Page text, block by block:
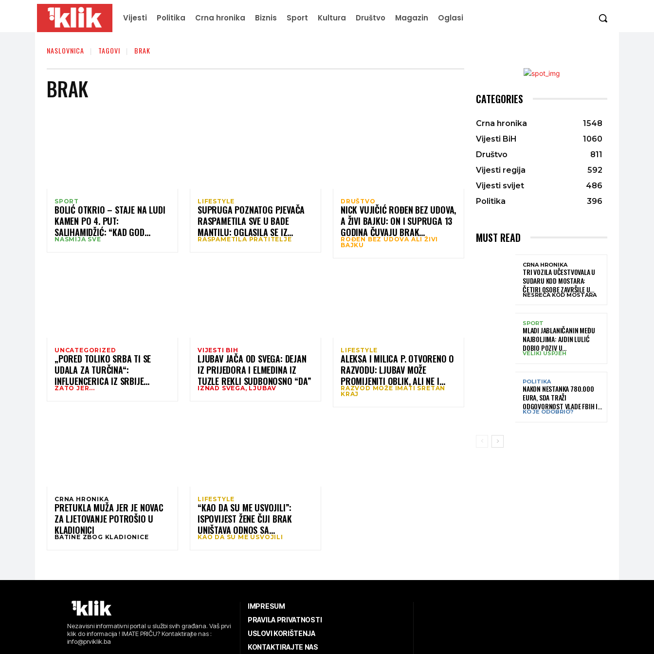
Vijesti Politika Crna hronika Biznis Sport Kultura Društvo Magazin Oglasi
NASLOVNICA TAGOVI BRAK
BRAK
SPORT
BOLIĆ OTKRIO – STAJE NA LUDI
KAMEN PO 4. PUT:
SALIHAMIDŽIĆ: “KAD GOD
DOLAZIM U BOSNU, BOLA SE
NASMIJA SVE
LIFESTYLE
SUPRUGA POZNATOG PJEVAČA
RASPAMETILA SVE U BADE
MANTILU: OGLASILA SE IZ
JAPANA – DEKOLTE PUCE (FOTO)
RASPAMETILA PRATITELJE
DRUŠTVO
NICK VUJIČIĆ ROĐEN BEZ UDOVA,
A ŽIVI BAJKU: ON I SUPRUGA 13
GODINA ČUVAJU BRAK
ZAHVALJUJUĆI 5 PRAVILA
ROĐEN BEZ UDOVA ALI ŽIVI
BAJKU
UNCATEGORIZED
„PORED TOLIKO SRBA TI SE
UDALA ZA TURČINA“:
INFLUENCERICA IZ SRBIJE
DOBILA LAVINU KOMENTARA, A
ZATO JER...
VIJESTI BIH
LJUBAV JAČA OD SVEGA: DEJAN
IZ PRIJEDORA I ELMEDINA IZ
TUZLE REKLI SUDBONOSNO “DA”
IZNAD SVEGA, LJUBAV
LIFESTYLE
ALEKSA I MILICA P. OTVORENO O
RAZVODU: LJUBAV MOŽE
PROMIJENITI OBLIK, ALI NE I
NESTATI
RAZVOD MOŽE IMATI SRETAN
KRAJ
CRNA HRONIKA
PRETUKLA MUŽA JER JE NOVAC
ZA LJETOVANJE POTROŠIO U
KLADIONICI
BATINE ZBOG KLADIONICE
LIFESTYLE
“KAO DA SU ME USVOJILI”:
ISPOVIJEST ŽENE ČIJI BRAK
UNIŠTAVA ODNOS SA
SUPRUGOVOM PORODICOM
KAO DA SU ME USVOJILI
CATEGORIES
Crna hronika
1548
Vijesti BiH
1060
Društvo
811
Vijesti regija
592
Vijesti svijet
486
Politika
396
MUST READ
CRNA HRONIKA
TRI VOZILA UČESTVOVALA U
SUDARU KOD MOSTARA:
ČETIRI OSOBE ZAVRŠILE U
BOLNICI
NESREĆA KOD MOSTARA
SPORT
MLADI JABLANIČANIN MEĐU
NAJBOLJIMA: AJDIN LULIĆ
DOBIO POZIV U
REPREZENTACIJU BIH –
VELIKI USPJEH
POLITIKA
NAKON NESTANKA 780.000
EURA, SDA TRAŽI
ODGOVORNOST VLADE FBIH I
RUKOVODSTVA IGMANA
KO JE ODOBRIO?
Nezavisni informativni portal u službi svih građana. Vaš prvi
klik do informacija ! IMATE PRIČU? Kontaktirajte nas :
info@prviklik.ba
IMPRESUM
PRAVILA PRIVATNOSTI
USLOVI KORIŠTENJA
KONTAKTIRAJTE NAS